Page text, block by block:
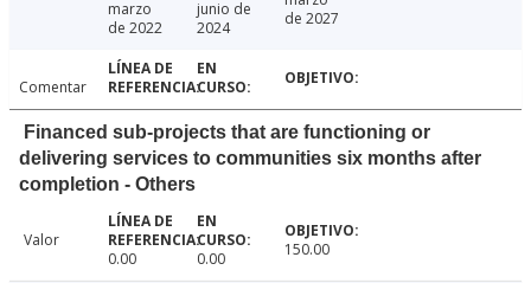
marzo
de 2022
junio de
2024
de 2027
Comentar
Financed sub-projects that are functioning or
delivering services to communities six months after
completion - Others
Valor
0.00
0.00 150.00